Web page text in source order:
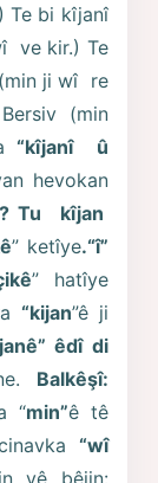
bi kîjanî
kir.) Te
ji wî re
(min
“kîjanî û
hevokan
Tu kîjan
” ketîye.“î”
” hatîye
“kijan”ê ji
êdî di
Balkêşî:
“min”ê tê
“wî
vê bêjin: